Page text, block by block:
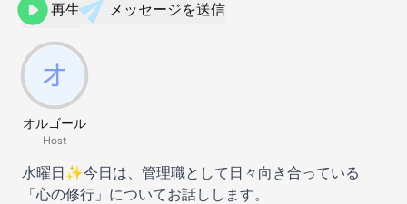
再生 メッセージを送信
オルゴール
Host
水曜日✨今日は、管理職として日々向き合っている
「心の修行」についてお話しします。